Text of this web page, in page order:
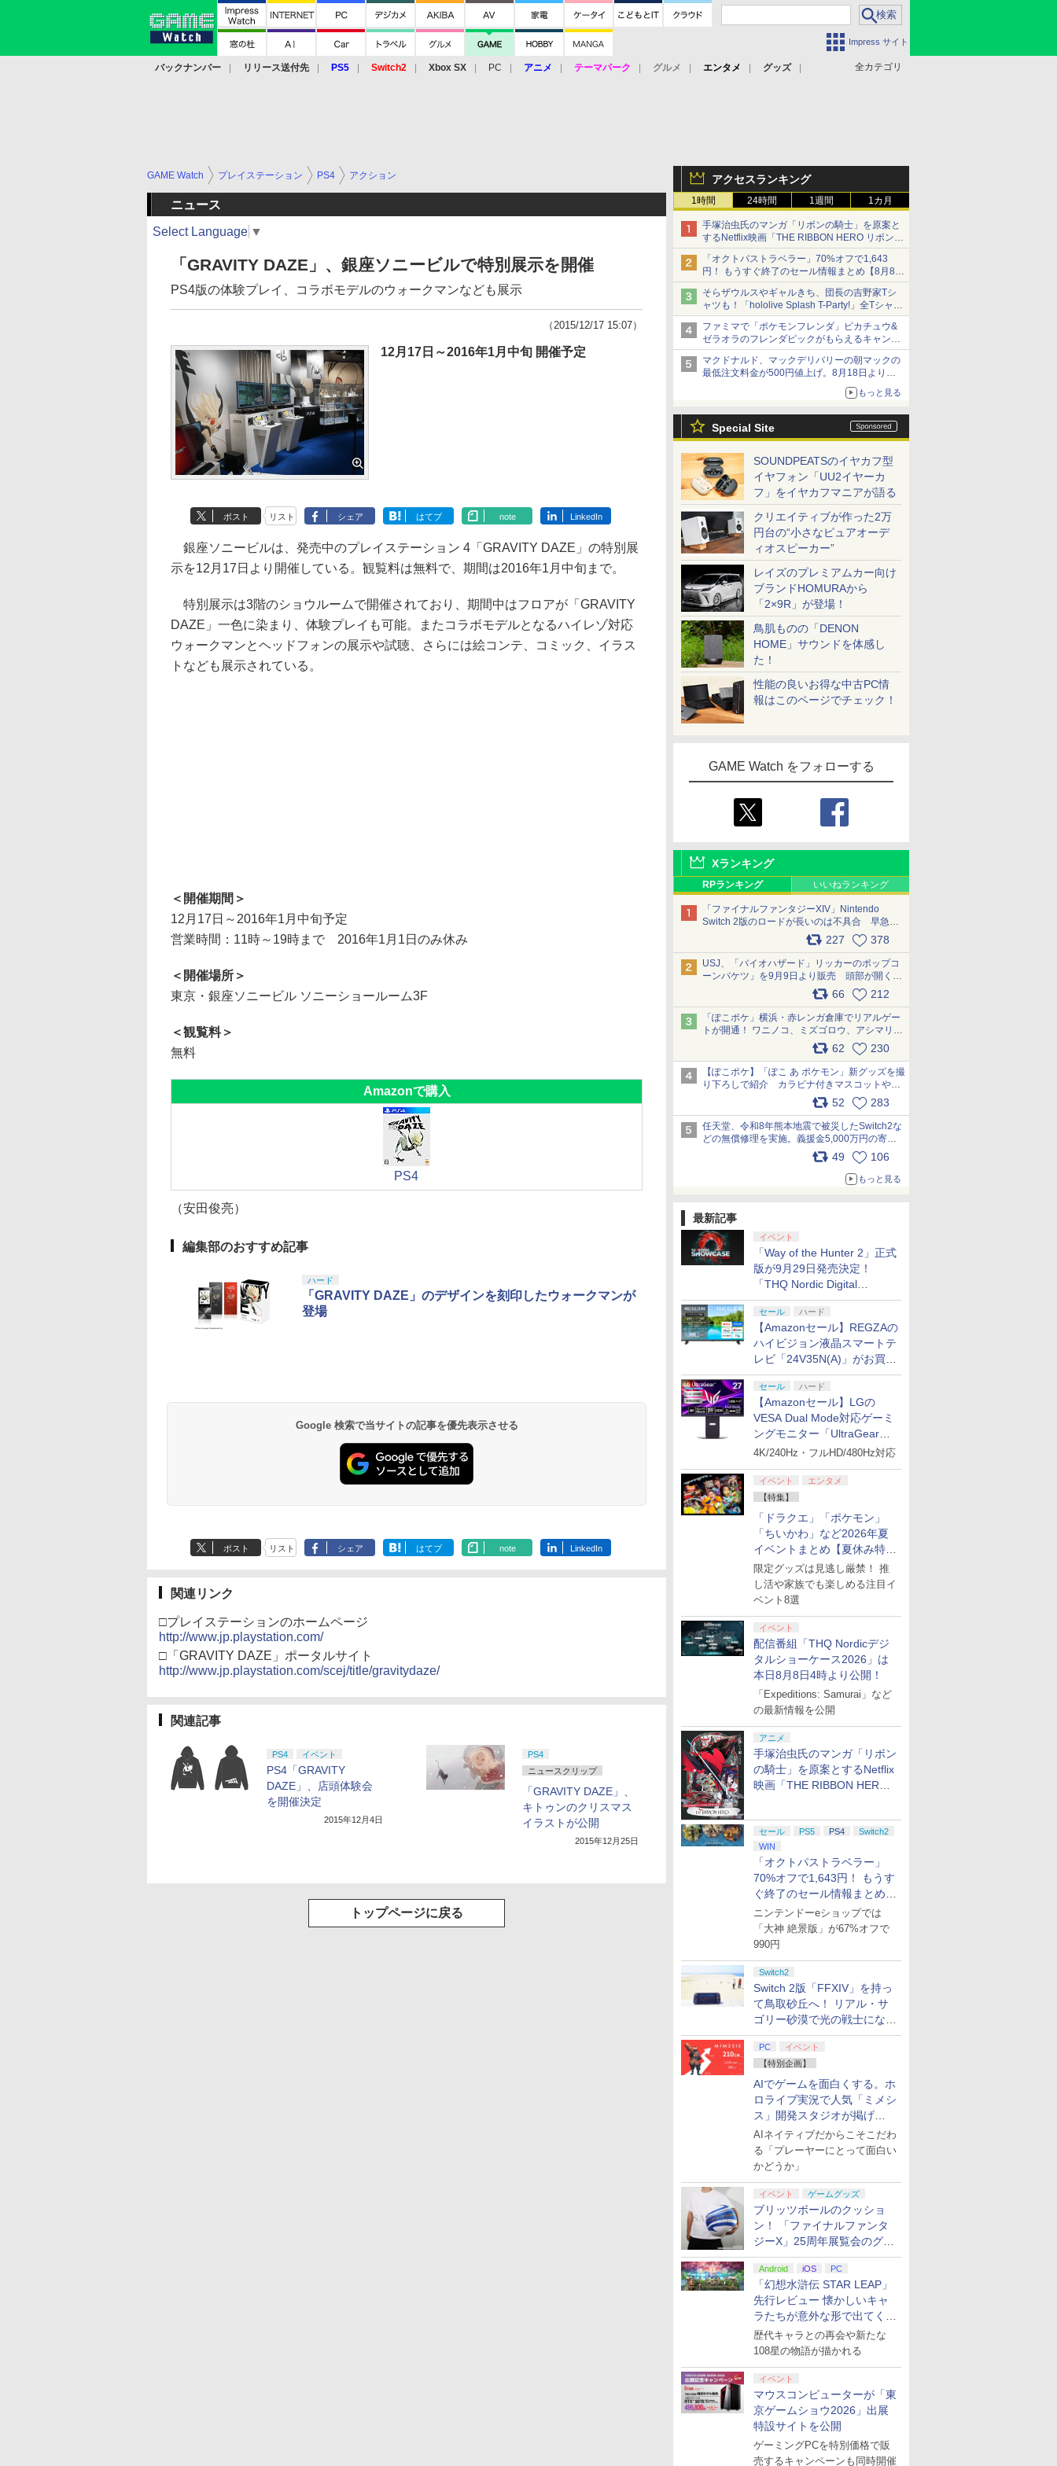
Impress サイト
全カテゴリ
バックナンバー リリース送付先 PS5 Switch2 Xbox SX PC アニメ テーマパーク グルメ エンタメ
グッズ
アクセスランキング
1時間 24時間 1週間 1カ月
手塚治虫氏のマンガ「リボンの騎士」を原案と
するNetflix映画「THE RIBBON HERO リボンヒ
ーロー」本日配信開始
「オクトパストラベラー」70%オフで1,643
円！ もうすぐ終了のセール情報まとめ【8月8日
更新】
ニンテンドーeショップでは「大神 絶景版」が
67%オフで990円
そらザウルスやギャルきち、団長の吉野家Tシ
ャツも！「hololive Splash T-Party!」全Tシャツ
ラインナップ公開＆オンライン販売開始
ファミマで「ポケモンフレンダ」ピカチュウ&
ゼラオラのフレンダピックがもらえるキャンペ
ーン開催！
マクドナルド、マックデリバリーの朝マックの
最低注文料金が500円値上げ。8月18日より
もっと見る
Special Site
SOUNDPEATSのイヤカフ型
イヤフォン「UU2イヤーカ
フ」をイヤカフマニアが語る
クリエイティブが作った2万
円台の“小さなピュアオーデ
ィオスピーカー”
レイズのプレミアムカー向け
ブランドHOMURAから
「2×9R」が登場！
鳥肌ものの「DENON
HOME」サウンドを体感し
た！
性能の良いお得な中古PC情
報はこのページでチェック！
GAME Watch をフォローする
Xランキング
RPランキング いいねランキング
「ファイナルファンタジーXIV」Nintendo
Switch 2版のロードが長いのは不具合 早急に
アップデートできるよう対応中227 378
USJ、「バイオハザード」リッカーのポップコ
ーンバケツ」を9月9日より販売 頭部が開く仕
組み。味は恐怖を堪のう「味噌フレーバー」
66 212
「ぽこポケ」横浜・赤レンガ倉庫でリアルゲー
トが開通！ ワニノコ、ミズゴロウ、アシマリ登
場シーンをレポート pic.x.com/LDgEByVl6D
62 230
【ぽこポケ】「ぽこ あ ポケモン」新グッズを撮
り下ろしで紹介 カラビナ付きマスコットやス
52 283
任天堂、令和8年熊本地震で被災したSwitch2な
どの無償修理を実施。義援金5,000万円の寄付
も発表 pic.x.com/BAYsMfUfUC
49 106
もっと見る
最新記事
イベント
「Way of the Hunter 2」正式
版が9月29日発売決定！
「THQ Nordic Digital
Showcase 2026」まとめ
セール ハード
【Amazonセール】REGZAの
ハイビジョン液晶スマートテ
レビ「24V35N(A)」がお買い
得！
セール ハード
【Amazonセール】LGの
VESA Dual Mode対応ゲーミ
ングモニター「UltraGear
27G850A-B」がお買い得！
4K/240Hz・フルHD/480Hz対応
イベント
エンタメ
【特集】
「ドラクエ」「ポケモン」
「ちいかわ」など2026年夏
イベントまとめ【夏休み特
集】
限定グッズは見逃し厳禁！ 推
し活や家族でも楽しめる注目イ
ベント8選
イベント
配信番組「THQ Nordicデジ
タルショーケース2026」は
本日8月8日4時より公開！
「Expeditions: Samurai」など
の最新情報を公開
アニメ
手塚治虫氏のマンガ「リボン
の騎士」を原案とするNetflix
映画「THE RIBBON HERO
セール PS5 PS4
Switch2
WIN
「オクトパストラベラー」
70%オフで1,643円！ もうす
ぐ終了のセール情報まとめ
【8月8日更新】
ニンテンドーeショップでは
「大神 絶景版」が67%オフで
990円
Switch2
Switch 2版「FFXIV」を持っ
て鳥取砂丘へ！ リアル・サ
ゴリー砂漠で光の戦士になっ
てみた
PC
イベント
【特別企画】
AIでゲームを面白くする。ホ
ロライブ実況で人気「ミメシ
ス」開発スタジオが掲げ
る“AI活用の信念”とは？【講
演レポート】
AIネイティブだからこそこだわ
る「プレーヤーにとって面白い
かどうか」
イベント ゲームグッズ
ブリッツボールのクッショ
ン！ 「ファイナルファンタ
ジーX」25周年展覧会のグッ
ズ情報が公開
Android iOS PC
「幻想水滸伝 STAR LEAP」
先行レビュー 懐かしいキャ
ラたちが意外な形で出てくる
シリーズ完全新作！
歴代キャラとの再会や新たな
108星の物語が描かれる
イベント
マウスコンピューターが「東
京ゲームショウ2026」出展
特設サイトを公開
ゲーミングPCを特別価格で販
売するキャンペーンも同時開催
GAME Watch プレイステーション PS4 アクション
ニュース
Select Language ▼
「GRAVITY DAZE」、銀座ソニービルで特別展示を開催
PS4版の体験プレイ、コラボモデルのウォークマンなども展示
（2015/12/17 15:07）
12月17日～2016年1月中旬 開催予定
ポスト リスト シェア はてブ note LinkedIn
銀座ソニービルは、発売中のプレイステーション 4「GRAVITY DAZE」の特別展
示を12月17日より開催している。観覧料は無料で、期間は2016年1月中旬まで。
特別展示は3階のショウルームで開催されており、期間中はフロアが「GRAVITY
DAZE」一色に染まり、体験プレイも可能。またコラボモデルとなるハイレゾ対応
ウォークマンとヘッドフォンの展示や試聴、さらには絵コンテ、コミック、イラス
トなども展示されている。
＜開催期間＞
12月17日～2016年1月中旬予定
営業時間：11時～19時まで 2016年1月1日のみ休み
＜開催場所＞
東京・銀座ソニービル ソニーショールーム3F
＜観覧料＞
無料
Amazonで購入
PS4
（安田俊亮）
編集部のおすすめ記事
ハード
「GRAVITY DAZE」のデザインを刻印したウォークマンが
登場
Google 検索で当サイトの記事を優先表示させる
ポスト リスト シェア はてブ note LinkedIn
関連リンク
□プレイステーションのホームページ
http://www.jp.playstation.com/
□「GRAVITY DAZE」ポータルサイト
http://www.jp.playstation.com/scej/title/gravitydaze/
関連記事
PS4 イベント
PS4「GRAVITY
DAZE」、店頭体験会
を開催決定
2015年12月4日
PS4
ニュースクリップ
「GRAVITY DAZE」、
キトゥンのクリスマス
イラストが公開
2015年12月25日
トップページに戻る